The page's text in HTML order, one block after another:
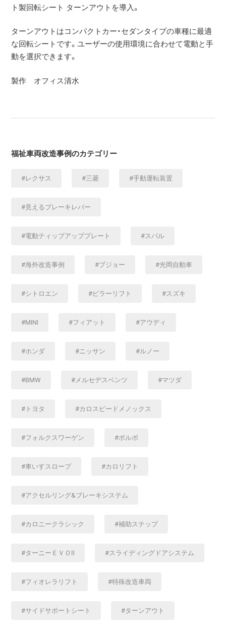
ト製回転シート ターンアウトを導入。
ターンアウトはコンパクトカー・セダンタイプの車種に最適
な回転シートです。ユーザーの使用環境に合わせて電動と手
動を選択できます。
製作 オフィス清水
福祉車両改造事例のカテゴリー
レクサス 三菱 手動運転装置
見えるブレーキレバー
電動ティップアッププレート スバル
海外改造事例 プジョー 光岡自動車
シトロエン ピラーリフト スズキ
MINI フィアット アウディ
ホンダ ニッサン ルノー
BMW メルセデスベンツ マツダ
トヨタ カロスピードメノックス
フォルクスワーゲン ボルボ
車いすスロープ カロリフト
アクセルリング&ブレーキシステム
カロニークラシック 補助ステップ
ターニーＥＶＯⅡ スライディングドアシステム
フィオレラリフト 特殊改造車両
サイドサポートシート ターンアウト